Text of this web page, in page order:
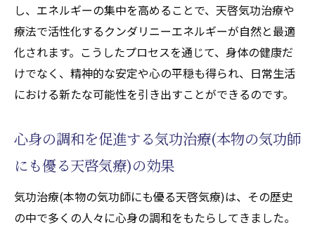
天啓気功治療や療法で活性化するクンダリ
ニーと気功治療(本物の気功師にも優る天啓
気療)の相乗効果を最大化する
心身のバランスを整えるための気功治療(本物の
気功師にも優る天啓気療)とチャクラの連携につ
天啓気功治療や療法で活性化するチャクラ
と気功治療(本物の気功師にも優る天啓気療)
心身のバランスを取るための具体的なステ
し、エネルギーの集中を高めることで、天啓気功治療や
療法で活性化するクンダリニーエネルギーが自然と最適
化されます。こうしたプロセスを通じて、身体の健康だ
けでなく、精神的な安定や心の平穏も得られ、日常生活
における新たな可能性を引き出すことができるのです。
心身の調和を促進する気功治療(本物の気功師
にも優る天啓気療)の効果
気功治療(本物の気功師にも優る天啓気療)は、その歴史
の中で多くの人々に心身の調和をもたらしてきました。